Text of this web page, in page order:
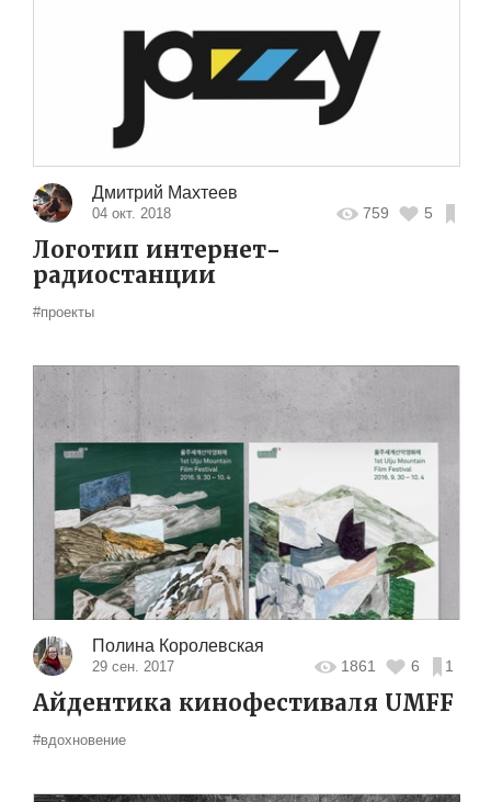
Дмитрий Махтеев
04 окт. 2018 759 5
Логотип интернет-
радиостанции
#проекты
Полина Королевская
29 сен. 2017 1861 6 1
Айдентика кинофестиваля UMFF
#вдохновение